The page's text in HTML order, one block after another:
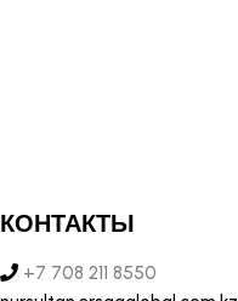
КОНТАКТЫ
+7 708 211 8550